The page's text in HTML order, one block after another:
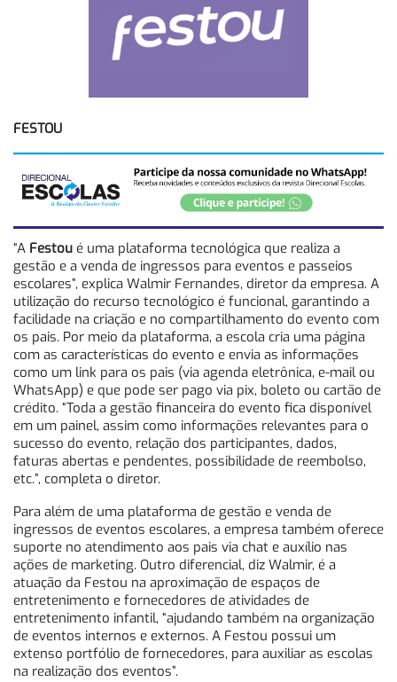
FESTOU
“A Festou é uma plataforma tecnológica que realiza a
gestão e a venda de ingressos para eventos e passeios
escolares”, explica Walmir Fernandes, diretor da empresa. A
utilização do recurso tecnológico é funcional, garantindo a
facilidade na criação e no compartilhamento do evento com
os pais. Por meio da plataforma, a escola cria uma página
com as características do evento e envia as informações
como um link para os pais (via agenda eletrônica, e-mail ou
WhatsApp) e que pode ser pago via pix, boleto ou cartão de
crédito. “Toda a gestão financeira do evento fica disponível
em um painel, assim como informações relevantes para o
sucesso do evento, relação dos participantes, dados,
faturas abertas e pendentes, possibilidade de reembolso,
etc.”, completa o diretor.
Para além de uma plataforma de gestão e venda de
ingressos de eventos escolares, a empresa também oferece
suporte no atendimento aos pais via chat e auxílio nas
ações de marketing. Outro diferencial, diz Walmir, é a
atuação da Festou na aproximação de espaços de
entretenimento e fornecedores de atividades de
entretenimento infantil, “ajudando também na organização
de eventos internos e externos. A Festou possui um
extenso portfólio de fornecedores, para auxiliar as escolas
na realização dos eventos”.